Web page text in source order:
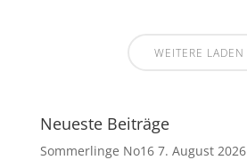
WEITERE LADEN
Neueste Beiträge
Sommerlinge No16 7. August 2026